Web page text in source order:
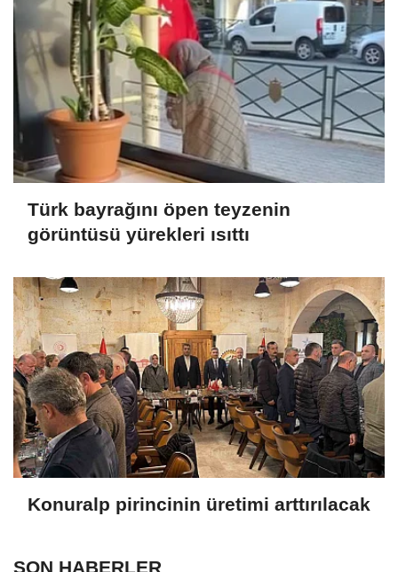
Türk bayrağını öpen teyzenin
görüntüsü yürekleri ısıttı
Konuralp pirincinin üretimi arttırılacak
SON HABERLER